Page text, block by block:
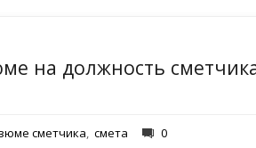
на должность
сметчика, смета 0